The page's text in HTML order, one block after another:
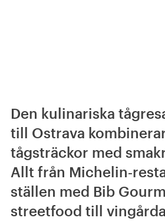
Den kulinariska
till Ostrava
tågsträckor med
Allt från
ställen med Bib
streetfood till